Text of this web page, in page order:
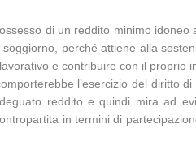
di un reddito minimo
perché attiene alla
e contribuire con il
l’esercizio del
reddito e quindi mira ad
in termini di